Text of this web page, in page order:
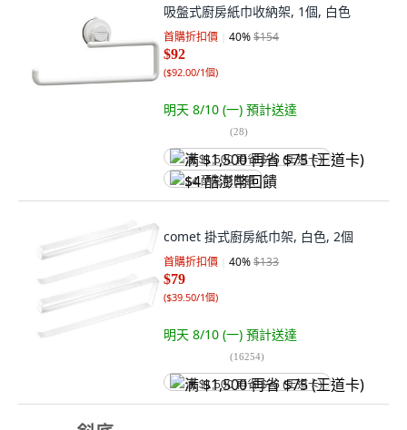
吸盤式廚房紙巾收納架, 1個, 白色
首購折扣價 40%$154
$92
($92.00/1個)
明天 8/10 (一) 預計送達
(28)
满 $1,500 再省 $75 (王道卡)
$4 酷澎幣回饋
comet 掛式廚房紙巾架, 白色, 2個
首購折扣價 40%$133
$79
($39.50/1個)
明天 8/10 (一) 預計送達
(16254)
满 $1,500 再省 $75 (王道卡)